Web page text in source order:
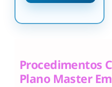
Procedimentos
Plano Master